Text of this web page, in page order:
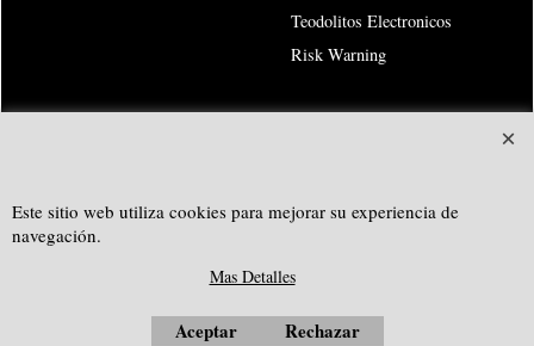
Teodolitos Electronicos
Risk Warning
sales@southgeosystems.com
--------------------------------------------------
Este sitio web utiliza cookies para mejorar su experiencia de
navegación.
Mas Detalles
Aceptar Rechazar